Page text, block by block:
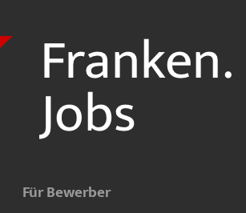
Für Bewerber